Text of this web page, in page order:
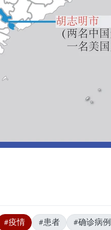
#疫情 #患者 #确诊病例